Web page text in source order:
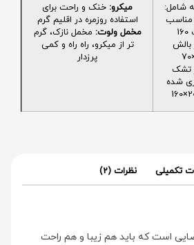
مناسب
بالش
تشک
شده
میکرو: خنک و راحت برای
استفاده روزمره در اقلیم گرم
مخمل ولوت: مخمل نازک، گرم
تر از میکرو، راه راه و کمی
پرزدار
تکمیلی نظرات (2)
است که باید هم زیبا و هم راحت